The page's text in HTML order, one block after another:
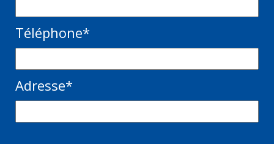
Téléphone*
Adresse*